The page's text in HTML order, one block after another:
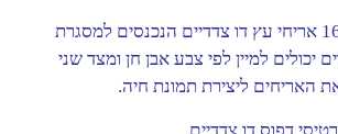
המשחק מגיע עם 16 אריחי עץ דו צדדיים הנכנסים למסגרת
יכולים למיין לפי צבע אבן חן ומצד שני
האריחים ליצירת תמונת חיה.